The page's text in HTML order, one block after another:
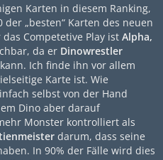
Karten in diesem Ranking,
„besten“ Karten des neuen
Competetive Play ist Alpha,
da er Dinowrestler
Ich finde ihn vor allem
Karte ist. Wie
selbst von der Hand
Dino aber darauf
Monster kontrolliert als
darum, dass seine
In 90% der Fälle wird dies